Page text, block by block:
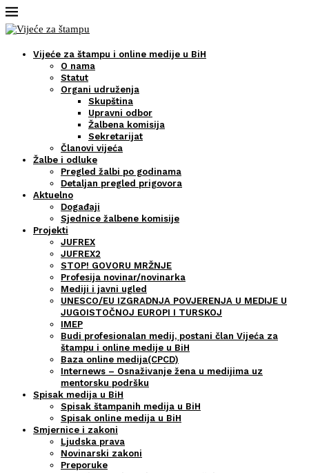
Vijeće za štampu i online medije u BiH
O nama
Statut
Organi udruženja
Skupština
Upravni odbor
Žalbena komisija
Sekretarijat
Članovi vijeća
Žalbe i odluke
Pregled žalbi po godinama
Detaljan pregled prigovora
Aktuelno
Događaji
Sjednice žalbene komisije
Projekti
JUFREX
JUFREX2
STOP! GOVORU MRŽNJE
Profesija novinar/novinarka
Mediji i javni ugled
UNESCO/EU IZGRADNJA POVJERENJA U MEDIJE U
JUGOISTOČNOJ EUROPI I TURSKOJ
IMEP
Budi profesionalan medij, postani član Vijeća za
štampu i online medije u BiH
Baza online medija(CPCD)
Internews – Osnaživanje žena u medijima uz
mentorsku podršku
Spisak medija u BiH
Spisak štampanih medija u BiH
Spisak online medija u BiH
Smjernice i zakoni
Ljudska prava
Novinarski zakoni
Preporuke